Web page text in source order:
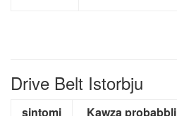
Drive Belt Istorbju
sintomi Kawza probabbli